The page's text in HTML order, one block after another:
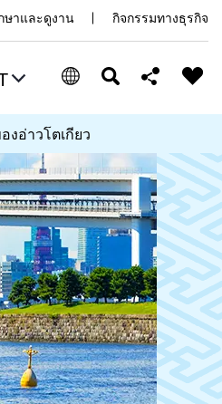
ษาและดูงาน กิจกรรมทางธุรกิจ
งอ่าวโตเกียว